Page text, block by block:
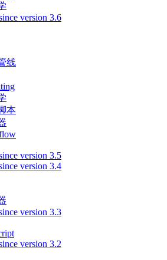
version 3.6
线
本
version 3.5
version 3.4
version 3.3
version 3.2